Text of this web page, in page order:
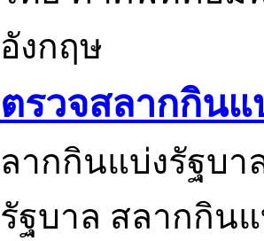
อังกฤษ
ตรวจสลากกินแ
ลากกินแบ่งรัฐบา
รัฐบาล สลากกิน